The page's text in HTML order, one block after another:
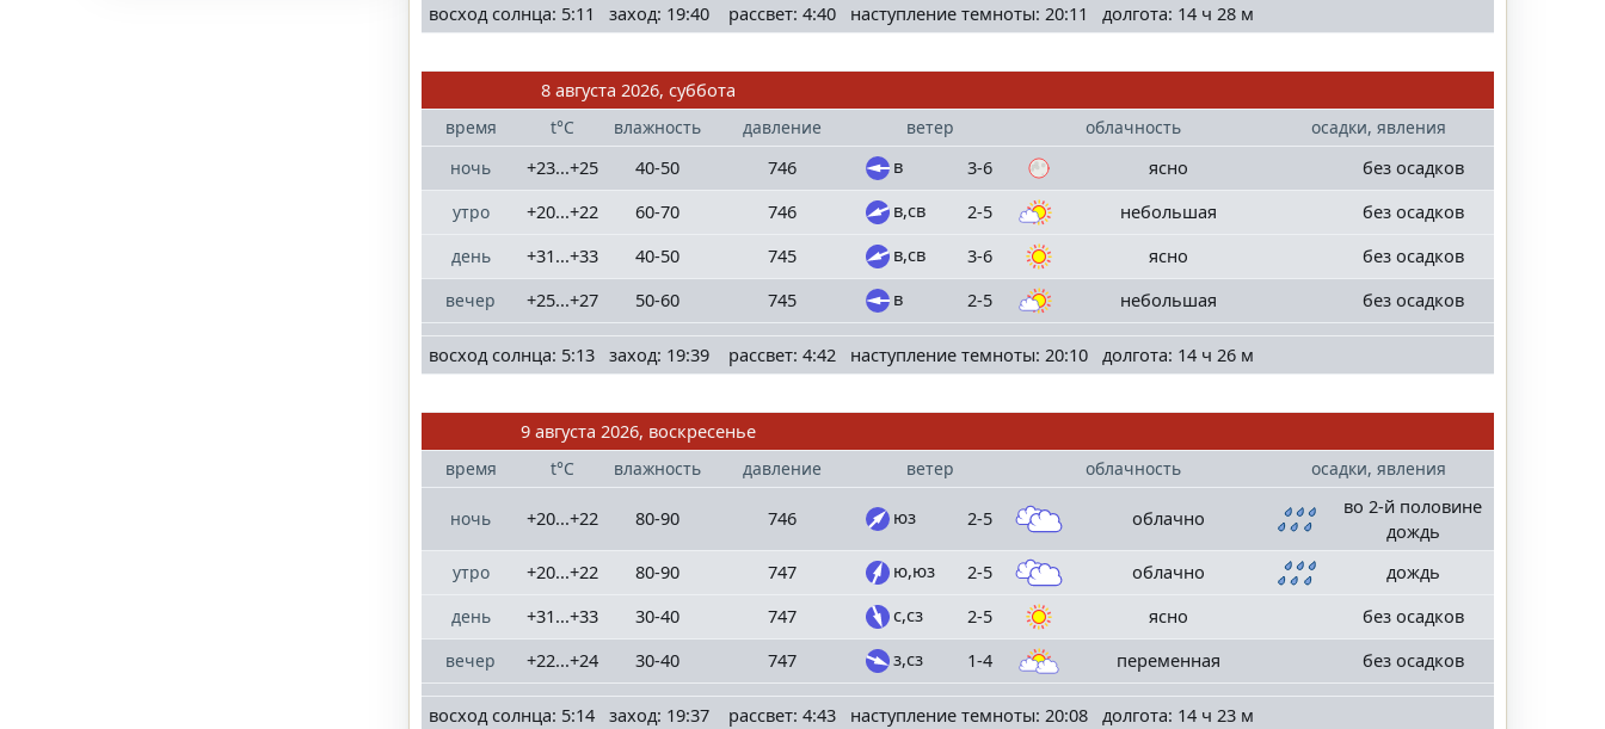
восход солнца: 5:11 заход: 19:40 рассвет: 4:40 наступление темноты: 20:11 долгота: 14 ч 28 м
8 августа 2026, суббота
время t°C влажность давление ветер облачность
осадки, явления
ночь
+23...+25 40-50 746 в 3-6 ясно без осадков
утро +20...+22 60-70 746 в,св 2-5 небольшая без осадков
день +31...+33 40-50 745 в,св 3-6 ясно без осадков
вечер +25...+27 50-60 745 в 2-5 небольшая без осадков
восход солнца: 5:13 заход: 19:39 рассвет: 4:42 наступление темноты: 20:10 долгота: 14 ч 26 м
9 августа 2026, воскресенье
время t°C влажность давление ветер облачность осадки, явления
ночь +20...+22 80-90 746 юз 2-5 облачно
во 2-й половине
дождь
утро +20...+22 80-90 747 ю,юз 2-5 облачно дождь
день +31...+33 30-40 747 с,сз 2-5 ясно без осадков
вечер +22...+24 30-40 747 з,сз 1-4 переменная без осадков
восход солнца: 5:14 заход: 19:37 рассвет: 4:43 наступление темноты: 20:08 долгота: 14 ч 23 м